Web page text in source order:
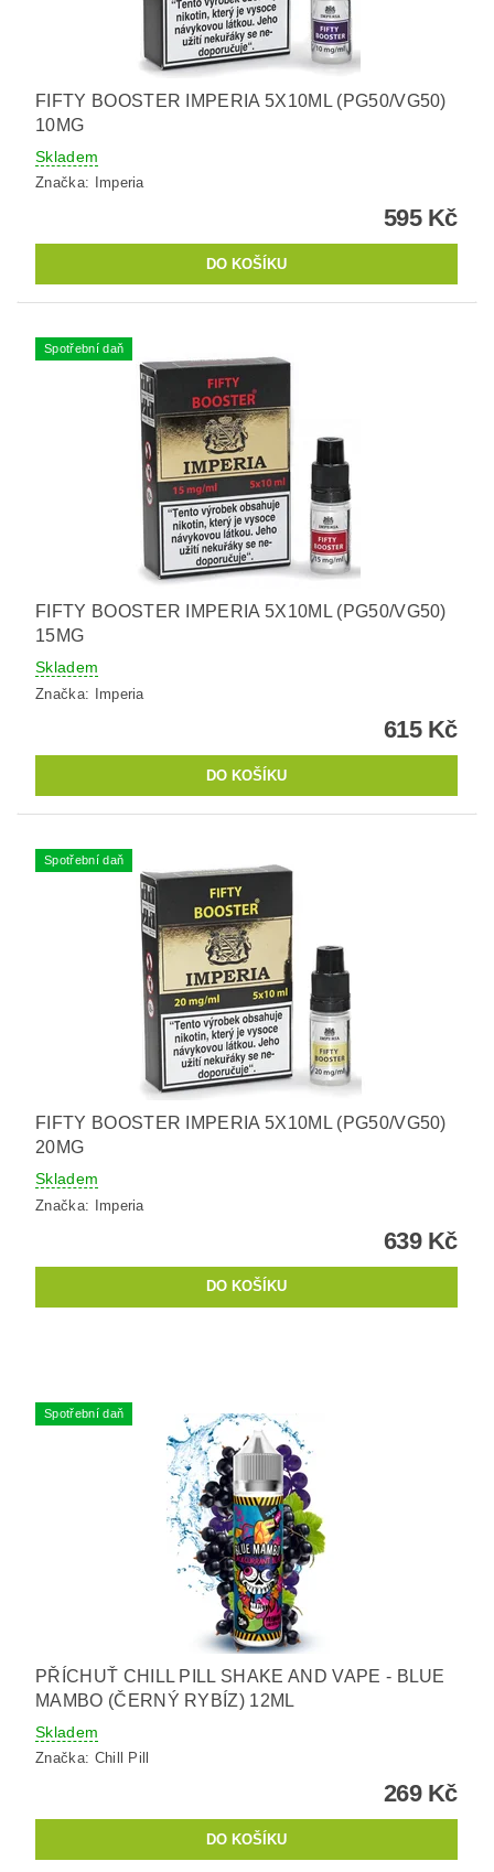
FIFTY BOOSTER IMPERIA 5X10ML (PG50/VG50)
10MG
Skladem
Značka: Imperia
595 Kč
Spotřební daň
FIFTY BOOSTER IMPERIA 5X10ML (PG50/VG50)
15MG
Skladem
Značka: Imperia
615 Kč
Spotřební daň
FIFTY BOOSTER IMPERIA 5X10ML (PG50/VG50)
20MG
Skladem
Značka: Imperia
639 Kč
Spotřební daň
PŘÍCHUŤ CHILL PILL SHAKE AND VAPE - BLUE
MAMBO (ČERNÝ RYBÍZ) 12ML
Skladem
Značka: Chill Pill
269 Kč